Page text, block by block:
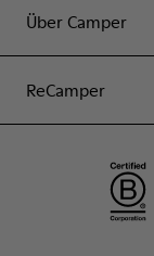
Über Camper
ReCamper